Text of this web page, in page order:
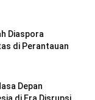
Diaspora
di Perantauan
Depan